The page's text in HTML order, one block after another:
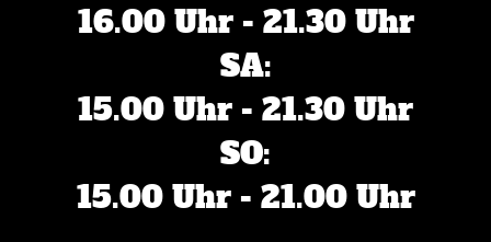
16.00 Uhr - 21.30 Uhr
SA:
15.00 Uhr - 21.30 Uhr
SO:
15.00 Uhr - 21.00 Uhr